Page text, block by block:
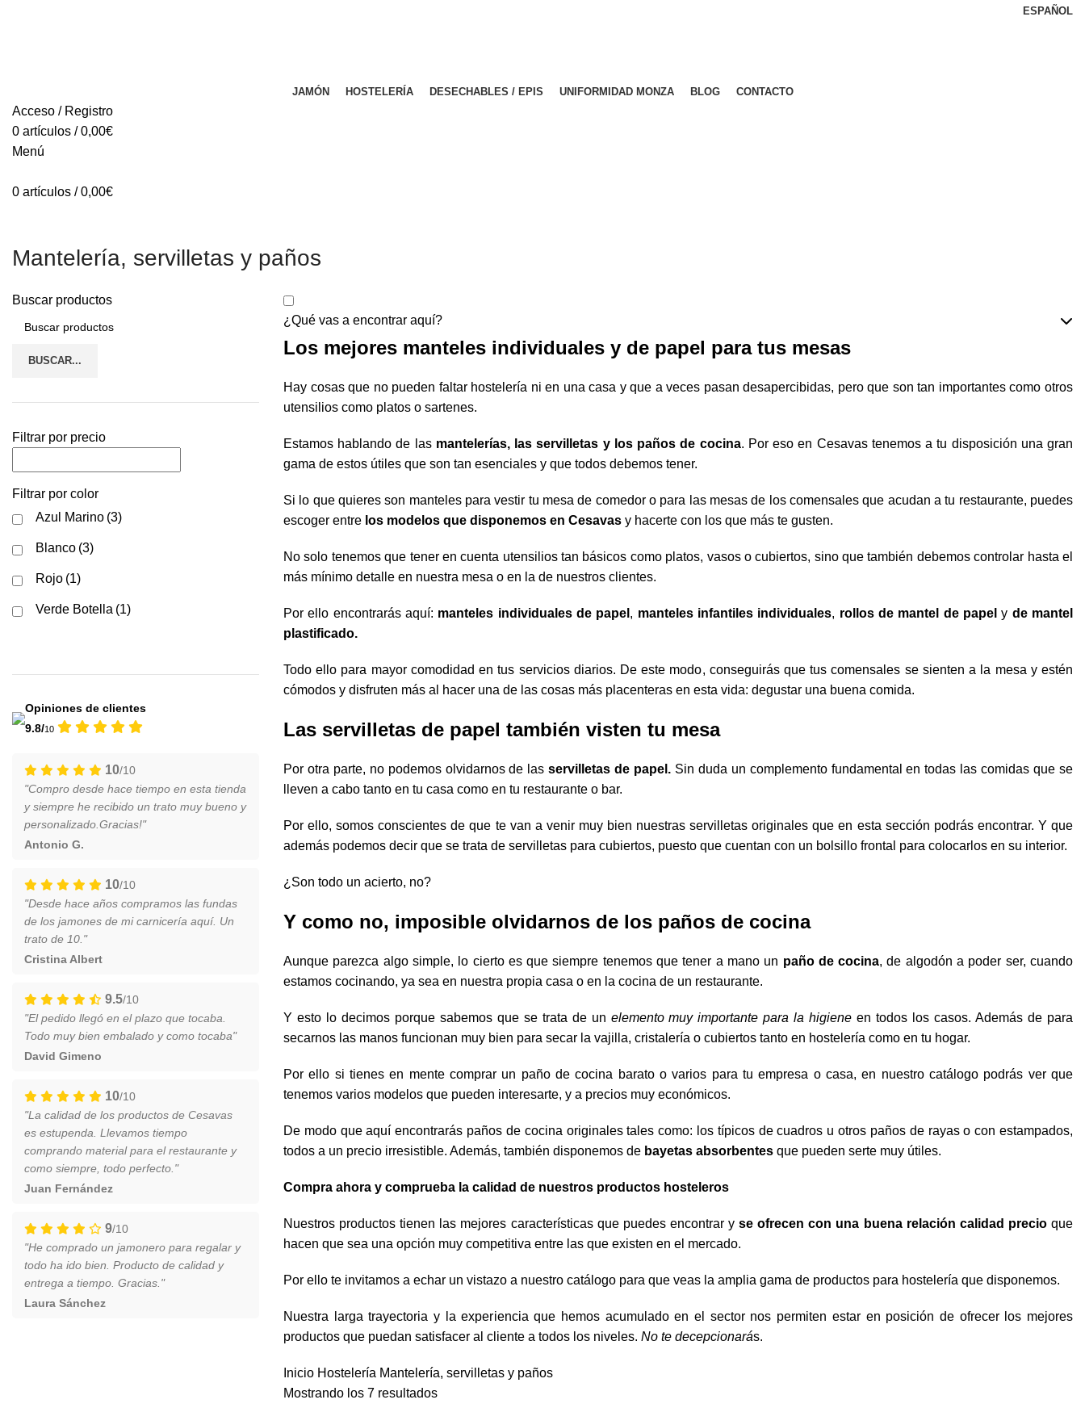
ESPAÑOL
JAMÓN HOSTELERÍA DESECHABLES / EPIS UNIFORMIDAD MONZA BLOG CONTACTO
Acceso / Registro
0 artículos / 0,00€
Menú
0 artículos / 0,00€
Mantelería, servilletas y paños
Buscar productos
BUSCAR...
Filtrar por precio
Filtrar por color
Azul Marino (3)
Blanco (3)
Rojo (1)
Verde Botella (1)
Opiniones de clientes
9.8/10
10/10
"Compro desde hace tiempo en esta tienda
y siempre he recibido un trato muy bueno y
personalizado.Gracias!"
Antonio G.
10/10
"Desde hace años compramos las fundas
de los jamones de mi carnicería aquí. Un
trato de 10."
Cristina Albert
9.5/10
"El pedido llegó en el plazo que tocaba.
Todo muy bien embalado y como tocaba"
David Gimeno
10/10
"La calidad de los productos de Cesavas
es estupenda. Llevamos tiempo
comprando material para el restaurante y
como siempre, todo perfecto."
Juan Fernández
9/10
"He comprado un jamonero para regalar y
todo ha ido bien. Producto de calidad y
entrega a tiempo. Gracias."
Laura Sánchez
¿Qué vas a encontrar aquí?
Los mejores manteles individuales y de papel para tus mesas
Hay cosas que no pueden faltar hostelería ni en una casa y que a veces pasan desapercibidas, pero que son tan importantes como otros
utensilios como platos o sartenes.
Estamos hablando de las mantelerías, las servilletas y los paños de cocina. Por eso en Cesavas tenemos a tu disposición una gran
gama de estos útiles que son tan esenciales y que todos debemos tener.
Si lo que quieres son manteles para vestir tu mesa de comedor o para las mesas de los comensales que acudan a tu restaurante, puedes
escoger entre los modelos que disponemos en Cesavas y hacerte con los que más te gusten.
No solo tenemos que tener en cuenta utensilios tan básicos como platos, vasos o cubiertos, sino que también debemos controlar hasta el
más mínimo detalle en nuestra mesa o en la de nuestros clientes.
Por ello encontrarás aquí: manteles individuales de papel , manteles infantiles individuales, rollos de mantel de papel y de mantel
plastificado.
Todo ello para mayor comodidad en tus servicios diarios. De este modo, conseguirás que tus comensales se sienten a la mesa y estén
cómodos y disfruten más al hacer una de las cosas más placenteras en esta vida: degustar una buena comida.
Las servilletas de papel también visten tu mesa
Por otra parte, no podemos olvidarnos de lasservilletas de papel. Sin duda un complemento fundamental en todas las comidas que se
lleven a cabo tanto en tu casa como en tu restaurante o bar.
Por ello, somos conscientes de que te van a venir muy bien nuestras servilletas originales que en esta sección podrás encontrar. Y que
además podemos decir que se trata de servilletas para cubiertos, puesto que cuentan con un bolsillo frontal para colocarlos en su interior.
¿Son todo un acierto, no?
Y como no, imposible olvidarnos de los paños de cocina
Aunque parezca algo simple, lo cierto es que siempre tenemos que tener a mano un paño de cocina, de algodón a poder ser, cuando
estamos cocinando, ya sea en nuestra propia casa o en la cocina de un restaurante.
Y esto lo decimos porque sabemos que se trata de un elemento muy importante para la higiene en todos los casos. Además de para
secarnos las manos funcionan muy bien para secar la vajilla, cristalería o cubiertos tanto en hostelería como en tu hogar.
Por ello si tienes en mente comprar un paño de cocina barato o varios para tu empresa o casa, en nuestro catálogo podrás ver que
tenemos varios modelos que pueden interesarte, y a precios muy económicos.
De modo que aquí encontrarás paños de cocina originales tales como: los típicos de cuadros u otros paños de rayas o con estampados,
todos a un precio irresistible. Además, también disponemos de bayetas absorbentes que pueden serte muy útiles.
Compra ahora y comprueba la calidad de nuestros productos hosteleros
Nuestros productos tienen las mejores características que puedes encontrar yse ofrecen con una buena relación calidad precioque
hacen que sea una opción muy competitiva entre las que existen en el mercado.
Por ello te invitamos a echar un vistazo a nuestro catálogo para que veas la amplia gama de productos para hostelería que disponemos.
Nuestra larga trayectoria y la experiencia que hemos acumulado en el sector nos permiten estar en posición de ofrecer los mejores
productos que puedan satisfacer al cliente a todos los niveles. No te decepcionarás.
Inicio Hostelería Mantelería, servilletas y paños
Mostrando los 7 resultados